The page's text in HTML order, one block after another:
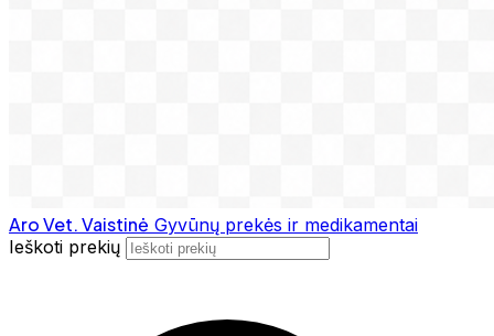
Aro Vet. Vaistinė Gyvūnų prekės ir medikamentai
Ieškoti prekių